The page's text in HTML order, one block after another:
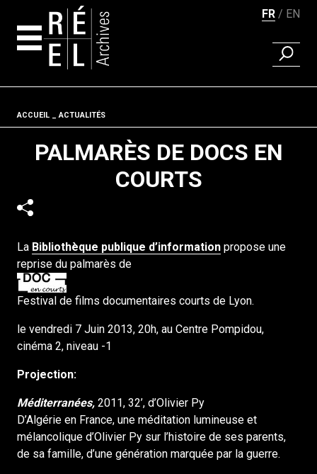
FR EN
Fil d'ariane
ACCUEIL ACTUALITÉS
PALMARÈS DE DOCS EN
COURTS
La Bibliothèque publique d’information propose une
reprise du palmarès de
Festival de films documentaires courts de Lyon.
le vendredi 7 Juin 2013, 20h, au Centre Pompidou,
cinéma 2, niveau -1
Projection:
Méditerranées, 2011, 32’, d’Olivier Py
D’Algérie en France, une méditation lumineuse et
mélancolique d’Olivier Py sur l’histoire de ses parents,
de sa famille, d’une génération marquée par la guerre.